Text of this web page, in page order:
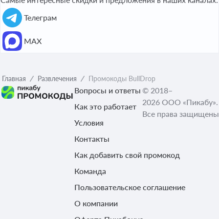
Телеграм
МАХ
Главная Развлечения Промокоды BullDrop
Вопросы и ответы
Как это работает
Условия
Контакты
Как добавить свой промокод
Команда
Пользовательское соглашение
О компании
© 2018–
2026 ООО «Пикабу».
Все права защищены